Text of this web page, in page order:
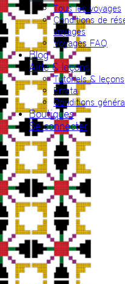
Tous les voyages
Conditions de
voyages
Voyages FAQ
Blog
Aide & leçons
Tutoriels & leçons
Errata
Conditions
Boutiques
Se connecter